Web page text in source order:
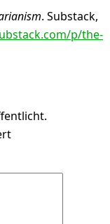
. Substack,
p/the-